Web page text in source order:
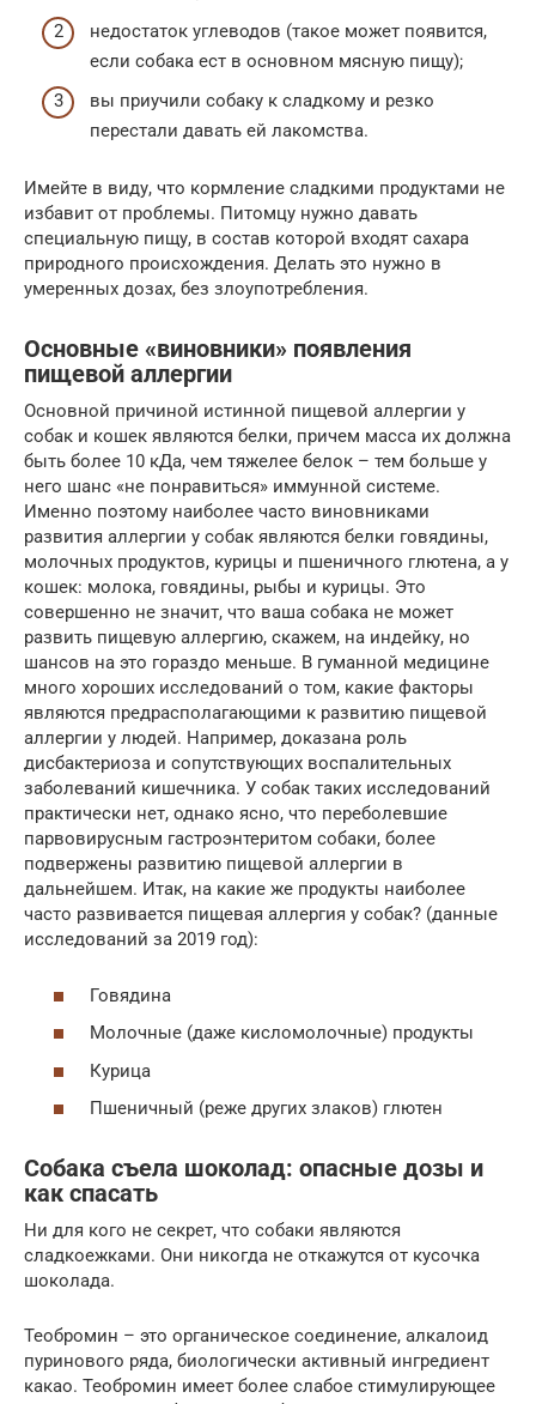
недостаток углеводов (такое может появится,
если собака ест в основном мясную пищу);
вы приучили собаку к сладкому и резко
перестали давать ей лакомства.
Имейте в виду, что кормление сладкими продуктами не
избавит от проблемы. Питомцу нужно давать
специальную пищу, в состав которой входят сахара
природного происхождения. Делать это нужно в
умеренных дозах, без злоупотребления.
Основные «виновники» появления
пищевой аллергии
Основной причиной истинной пищевой аллергии у
собак и кошек являются белки, причем масса их должна
быть более 10 кДа, чем тяжелее белок – тем больше у
него шанс «не понравиться» иммунной системе.
Именно поэтому наиболее часто виновниками
развития аллергии у собак являются белки говядины,
молочных продуктов, курицы и пшеничного глютена, а у
кошек: молока, говядины, рыбы и курицы. Это
совершенно не значит, что ваша собака не может
развить пищевую аллергию, скажем, на индейку, но
шансов на это гораздо меньше. В гуманной медицине
много хороших исследований о том, какие факторы
являются предрасполагающими к развитию пищевой
аллергии у людей. Например, доказана роль
дисбактериоза и сопутствующих воспалительных
заболеваний кишечника. У собак таких исследований
практически нет, однако ясно, что переболевшие
парвовирусным гастроэнтеритом собаки, более
подвержены развитию пищевой аллергии в
дальнейшем. Итак, на какие же продукты наиболее
часто развивается пищевая аллергия у собак? (данные
исследований за 2019 год):
Говядина
Молочные (даже кисломолочные) продукты
Курица
Пшеничный (реже других злаков) глютен
Собака съела шоколад: опасные дозы и
как спасать
Ни для кого не секрет, что собаки являются
сладкоежками. Они никогда не откажутся от кусочка
шоколада.
Теобромин – это органическое соединение, алкалоид
пуринового ряда, биологически активный ингредиент
какао. Теобромин имеет более слабое стимулирующее